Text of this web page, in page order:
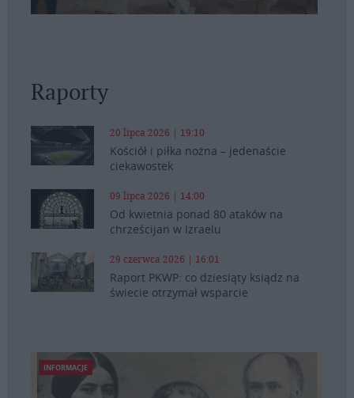
Raporty
20 lipca 2026 | 19:10
Kościół i piłka nożna – jedenaście
ciekawostek
09 lipca 2026 | 14:00
Od kwietnia ponad 80 ataków na
chrześcijan w Izraelu
29 czerwca 2026 | 16:01
Raport PKWP: co dziesiąty ksiądz na
świecie otrzymał wsparcie
INFORMACJE